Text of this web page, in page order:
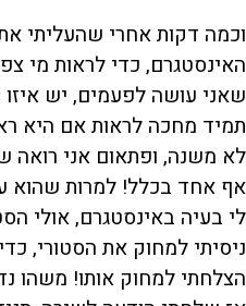
וכמה דקות אחרי שהעליתי
האינסטגרם, כדי לראות מי
שאני עושה לפעמים, יש
תמיד מחכה לראות אם היא
לא משנה, ופתאום אני רואה
אף אחד בכלל! למרות שהוא
לי בעיה באינסטגרם, אולי
ניסיתי למחוק את הסטורי,
הצלחתי למחוק אותו! משהו